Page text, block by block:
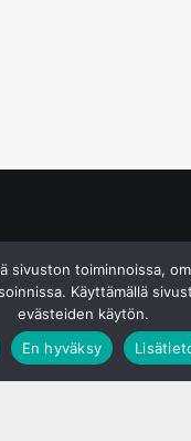
sivuston toiminnoissa,
Käyttämällä
evästeiden käytön.
En hyväksy